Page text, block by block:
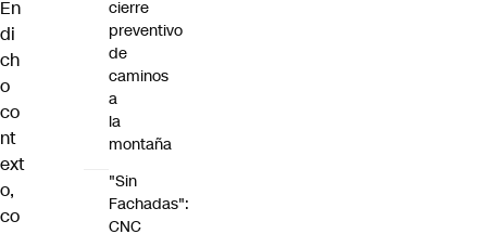
En
di
ch
o
co
nt
ext
o,
co
cierre
preventivo
de
caminos
a
la
montaña
"Sin
Fachadas":
CNC